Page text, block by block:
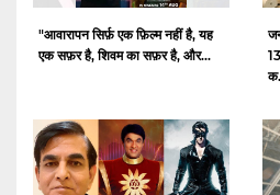
"आवारापन सिर्फ़ एक फ़िल्म नहीं है, यह
एक सफ़र है, शिवम का सफ़र है, और...